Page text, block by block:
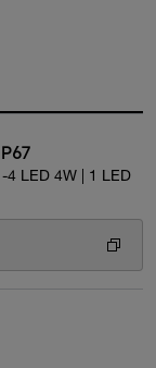
4 LED 4W | 1 LED